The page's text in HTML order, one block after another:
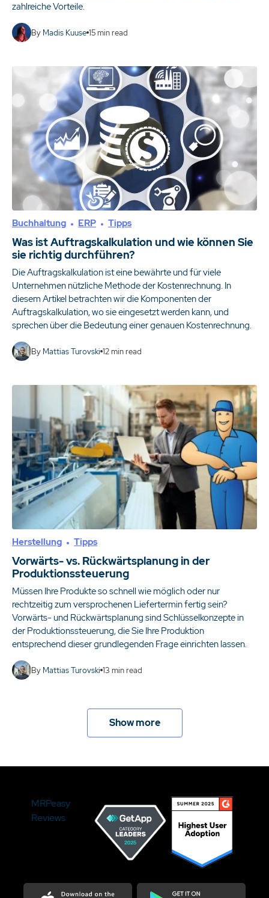
zahlreiche Vorteile.
By Madis Kuuse 15min read
Buchhaltung ERP Tipps
Was ist Auftragskalkulation und wie können Sie
sie richtig durchführen?
Die Auftragskalkulation ist eine bewährte und für viele
Unternehmen nützliche Methode der Kostenrechnung. In
diesem Artikel betrachten wir die Komponenten der
Auftragskalkulation, wo sie eingesetzt werden kann, und
sprechen über die Bedeutung einer genauen Kostenrechnung.
By Mattias Turovski 12min read
Herstellung Tipps
Vorwärts- vs. Rückwärtsplanung in der
Produktionssteuerung
Müssen Ihre Produkte so schnell wie möglich oder nur
rechtzeitig zum versprochenen Liefertermin fertig sein?
Vorwärts- und Rückwärtsplanung sind Schlüsselkonzepte in
der Produktionssteuerung, die Sie Ihre Produktion
entsprechend dieser grundlegenden Frage einrichten lassen.
By Mattias Turovski 13 min read
Show more
MRPeasy
Reviews